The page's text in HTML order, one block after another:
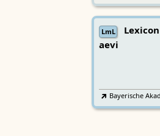
LmL
aevi
Bayerische